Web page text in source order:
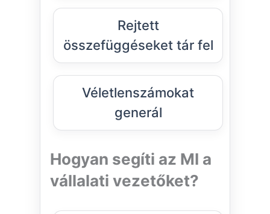
Rejtett
összefüggéseket tár fel
Véletlenszámokat
generál
Hogyan segíti az MI a
vállalati vezetőket?